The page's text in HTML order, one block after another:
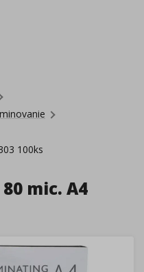
100ks
mic. A4